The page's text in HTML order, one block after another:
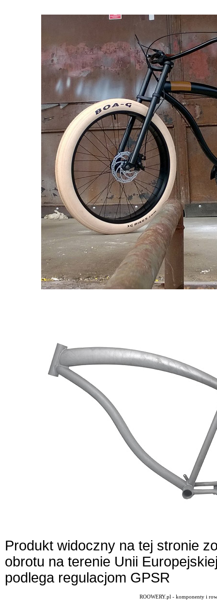
Produkt widoczny na tej stronie
obrotu na terenie Unii
podlega regulacjom GPSR
ROOWERY.pl - komponenty i